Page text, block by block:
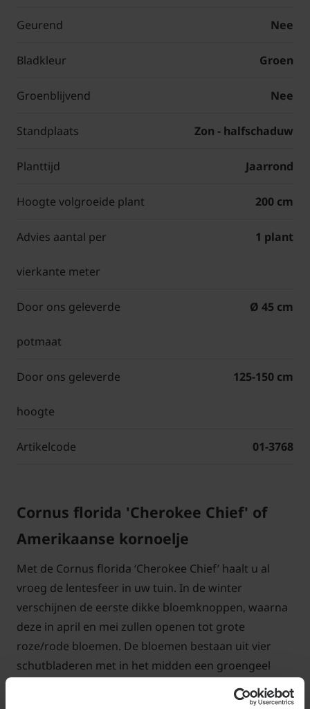
Geurend Nee
Bladkleur Groen
Groenblijvend Nee
Standplaats Zon - halfschaduw
Planttijd Jaarrond
Hoogte volgroeide plant 200 cm
Advies aantal per
vierkante meter
1 plant
Door ons geleverde
potmaat
Ø 45 cm
Door ons geleverde
hoogte
125-150 cm
Artikelcode 01-3768
Cornus florida 'Cherokee Chief' of
Amerikaanse kornoelje
Met de Cornus florida ‘Cherokee Chief’ haalt u al
vroeg de lentesfeer in uw tuin. In de winter
verschijnen de eerste dikke bloemknoppen, waarna
deze in april en mei zullen openen tot grote
roze/rode bloemen. De bloemen bestaan uit vier
schutbladeren met in het midden een groengeel
knopje. In tegenstelling tot andere soorten
kornoelje, verschijnen dus eerst de bloemen en